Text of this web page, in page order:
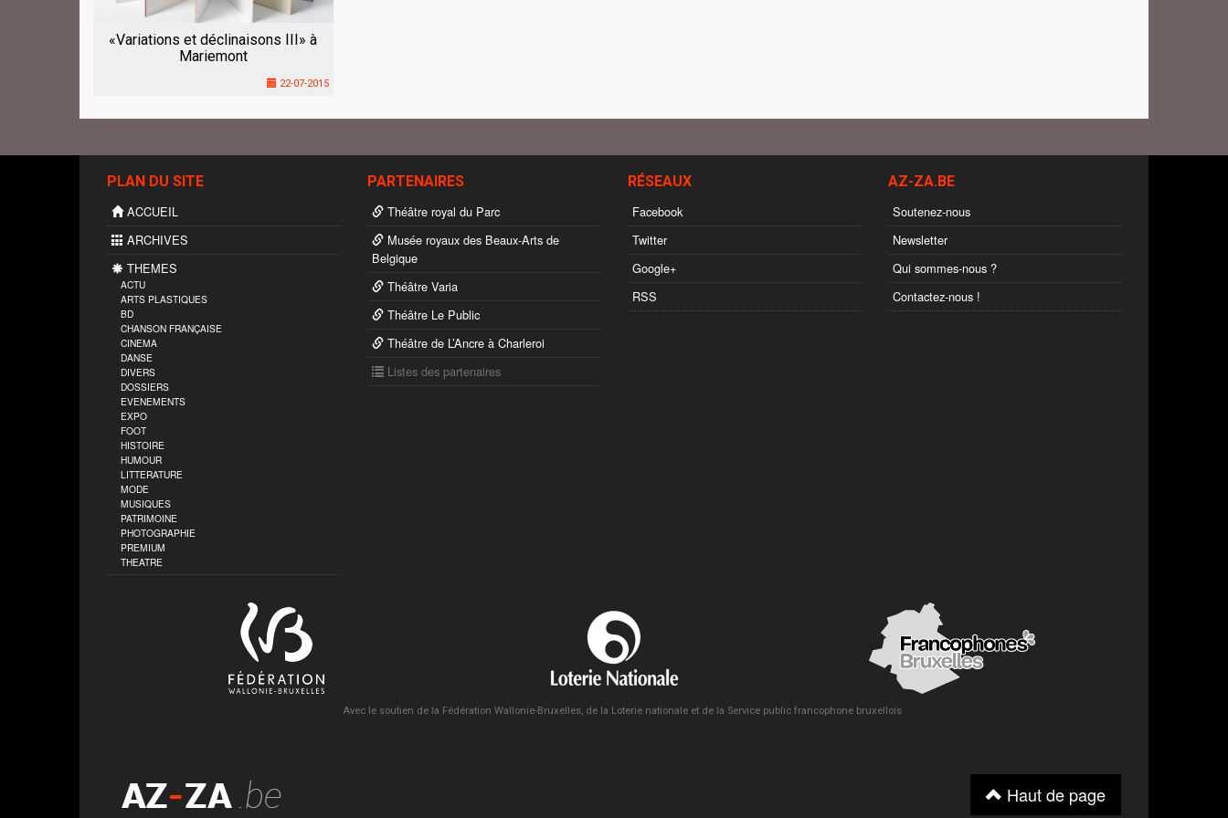
«Variations et déclinaisons III» à
Mariemont
22-07-2015
PLAN DU SITE
ACCUEIL
ARCHIVES
THEMES
ACTU
ARTS PLASTIQUES
BD
CHANSON FRANÇAISE
CINEMA
DANSE
DIVERS
DOSSIERS
EVENEMENTS
EXPO
FOOT
HISTOIRE
HUMOUR
LITTERATURE
MODE
MUSIQUES
PATRIMOINE
PHOTOGRAPHIE
PREMIUM
THEATRE
PARTENAIRES
Théâtre royal du Parc
Musée royaux des Beaux-Arts de
Belgique
Théâtre Varia
Théâtre Le Public
Théâtre de L’Ancre à Charleroi
Listes des partenaires
RÉSEAUX
Facebook
Twitter
Google+
RSS
AZ-ZA.BE
Soutenez-nous
Newsletter
Qui sommes-nous ?
Contactez-nous !
Avec le soutien de la Fédération Wallonie-Bruxelles, de la Loterie nationale et de la Service public francophone bruxellois
Haut de page